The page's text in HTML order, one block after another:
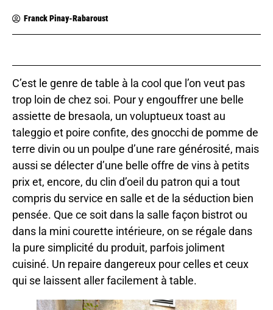
Franck Pinay-Rabaroust
C’est le genre de table à la cool que l’on veut pas
trop loin de chez soi. Pour y engouffrer une belle
assiette de bresaola, un voluptueux toast au
taleggio et poire confite, des gnocchi de pomme de
terre divin ou un poulpe d’une rare générosité, mais
aussi se délecter d’une belle offre de vins à petits
prix et, encore, du clin d’oeil du patron qui a tout
compris du service en salle et de la séduction bien
pensée. Que ce soit dans la salle façon bistrot ou
dans la mini courette intérieure, on se régale dans
la pure simplicité du produit, parfois joliment
cuisiné. Un repaire dangereux pour celles et ceux
qui se laissent aller facilement à table.